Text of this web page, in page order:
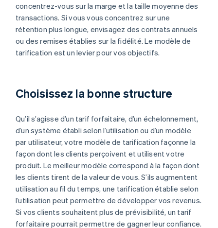
concentrez-vous sur la marge et la taille moyenne des
transactions. Si vous vous concentrez sur une
rétention plus longue, envisagez des contrats annuels
ou des remises établies sur la fidélité. Le modèle de
tarification est un levier pour vos objectifs.
Choisissez la bonne structure
Qu’il s’agisse d’un tarif forfaitaire, d’un échelonnement,
d’un système établi selon l’utilisation ou d’un modèle
par utilisateur, votre modèle de tarification façonne la
façon dont les clients perçoivent et utilisent votre
produit. Le meilleur modèle correspond à la façon dont
les clients tirent de la valeur de vous. S’ils augmentent
utilisation au fil du temps, une tarification établie selon
l’utilisation peut permettre de développer vos revenus.
Si vos clients souhaitent plus de prévisibilité, un tarif
forfaitaire pourrait permettre de gagner leur confiance.